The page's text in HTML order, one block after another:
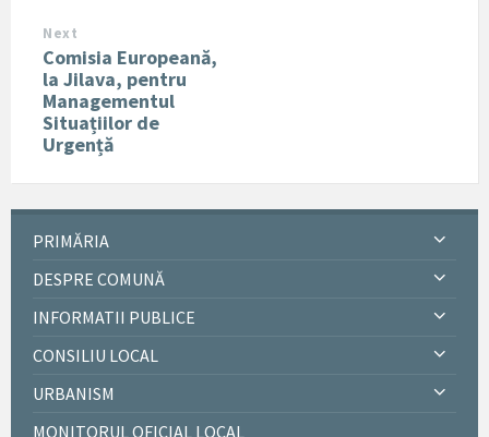
Next
Comisia Europeană,
la Jilava, pentru
Managementul
Situațiilor de
Urgență
PRIMĂRIA
DESPRE COMUNĂ
INFORMATII PUBLICE
CONSILIU LOCAL
URBANISM
MONITORUL OFICIAL LOCAL